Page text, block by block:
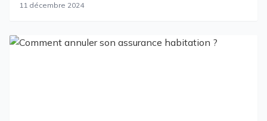
11 décembre 2024